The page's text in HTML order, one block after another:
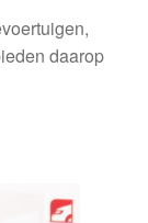
daarop